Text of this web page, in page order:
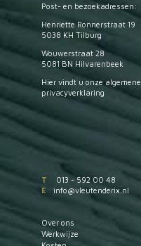
Post- en bezoekadressen:
Henriette Ronnerstraat 19
5038 KH Tilburg
Wouwerstraat 28
5081 BN Hilvarenbeek
Hier vindt u onze
privacyverklaring
T
013 - 592 00 48
E
info@vleutenderix.nl
Over ons
Werkwijze